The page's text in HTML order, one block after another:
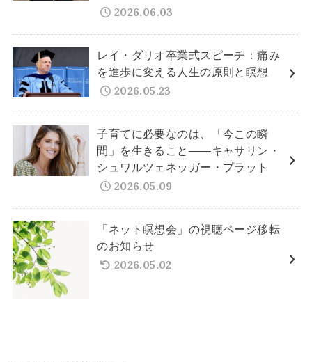
2026.06.03
レイ・ダリオ卒業式スピーチ：痛み
を進歩に変える人生の原則と瞑想
2026.05.23
子育てに必要なのは、「今この瞬
間」を生きること——キャサリン・
シュワルツェネッガー・プラット
2026.05.09
「ネット瞑想会」の視聴ページ移転
のお知らせ
2026.05.02